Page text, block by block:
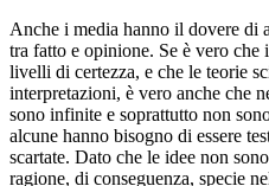
Anche i media hanno il dovere di
tra fatto e opinione. Se è vero
livelli di certezza, e che le teorie
interpretazioni, è vero anche che
sono infinite e soprattutto non
alcune hanno bisogno di essere
scartate. Dato che le idee non
ragione, di conseguenza, specie